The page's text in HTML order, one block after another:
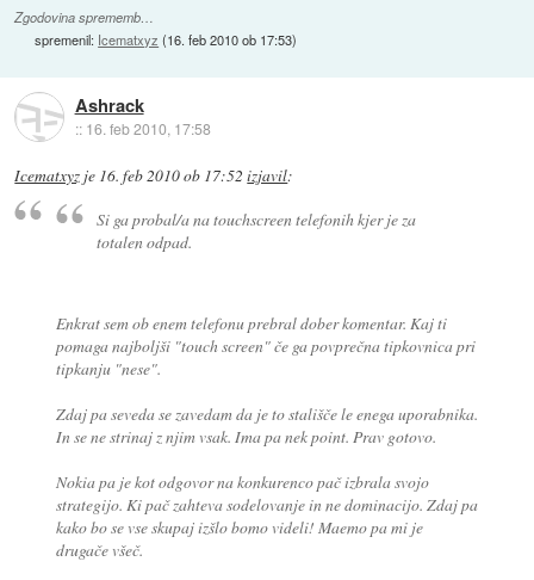
Zgodovina sprememb…
spremenil: Icematxyz (16. feb 2010 ob 17:53)
Ashrack
:: 16. feb 2010, 17:58
Icematxyz je 16. feb 2010 ob 17:52 izjavil:
Si ga probal/a na touchscreen telefonih kjer je za
totalen odpad.
Enkrat sem ob enem telefonu prebral dober komentar. Kaj ti
pomaga najboljši "touch screen" če ga povprečna tipkovnica pri
tipkanju "nese".
Zdaj pa seveda se zavedam da je to stališče le enega uporabnika.
In se ne strinaj z njim vsak. Ima pa nek point. Prav gotovo.
Nokia pa je kot odgovor na konkurenco pač izbrala svojo
strategijo. Ki pač zahteva sodelovanje in ne dominacijo. Zdaj pa
kako bo se vse skupaj izšlo bomo videli! Maemo pa mi je
drugače všeč.